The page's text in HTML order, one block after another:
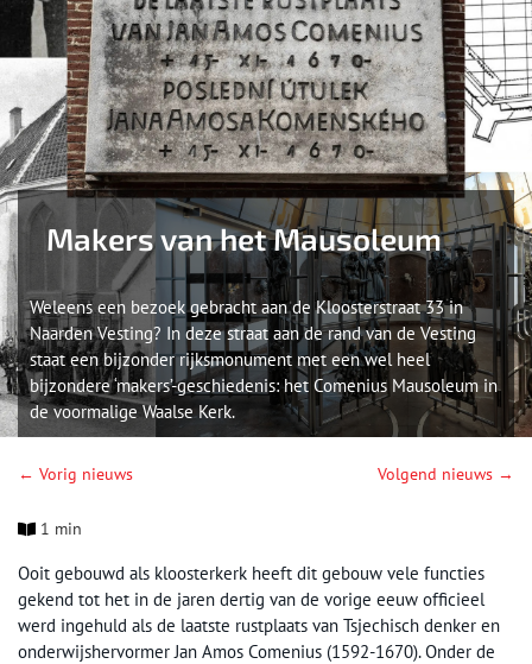
Makers van het Mausoleum
Weleens een bezoek gebracht aan de Kloosterstraat 33 in
Naarden Vesting? In deze straat aan de rand van de Vesting
staat een bijzonder rijksmonument met een wel heel
bijzondere ‘makers’-geschiedenis: het Comenius Mausoleum in
de voormalige Waalse Kerk.
← Vorig nieuws Volgend nieuws →
1 min
Ooit gebouwd als kloosterkerk heeft dit gebouw vele functies
gekend tot het in de jaren dertig van de vorige eeuw officieel
werd ingehuld als de laatste rustplaats van Tsjechisch denker en
onderwijshervormer Jan Amos Comenius (1592-1670). Onder de